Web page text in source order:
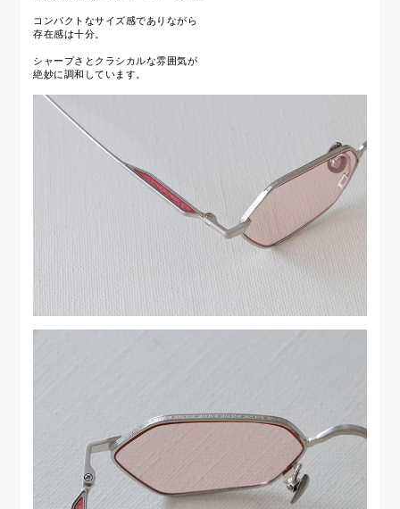
コンパクトなサイズ感でありながら
存在感は十分。
シャープさとクラシカルな雰囲気が
絶妙に調和しています。